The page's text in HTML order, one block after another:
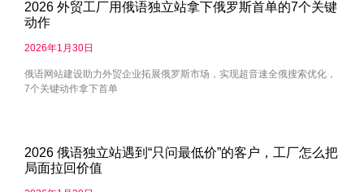
2026 外贸工厂用俄语独立站拿下俄罗斯首单的7个关键
动作
2026年1月30日
俄语网站建设助力外贸企业拓展俄罗斯市场，实现超音速全俄搜索优化，
7个关键动作拿下首单
2026 俄语独立站遇到“只问最低价”的客户，工厂怎么把
局面拉回价值